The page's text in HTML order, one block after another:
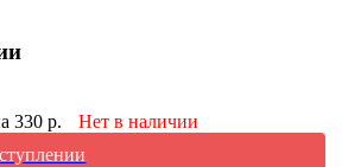
330 р.
Нет в наличии